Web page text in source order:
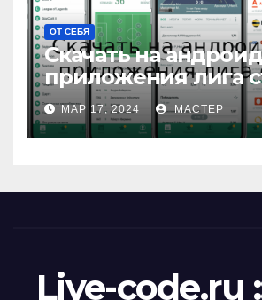
ОТ СЕБЯ
Скачать на
приложения лига
МАР 17, 2024 МАСТЕР
Live-code.ru